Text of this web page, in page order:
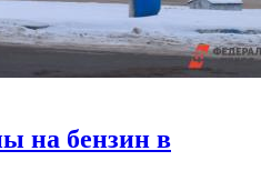
на бензин в